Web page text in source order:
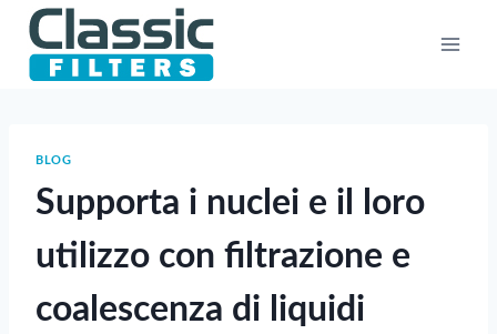
Salta
contenuto
BLOG
Supporta i nuclei e il loro
utilizzo con filtrazione e
coalescenza di liquidi